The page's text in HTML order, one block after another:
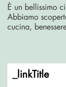
È un bellissimo
Abbiamo
cucina,
_linkTitle